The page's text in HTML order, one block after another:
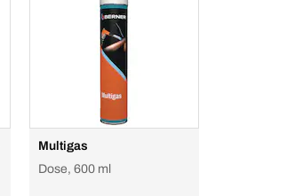
Multigas
Dose, 600 ml